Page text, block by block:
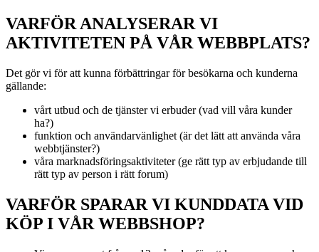
VARFÖR ANALYSERAR VI
AKTIVITETEN PÅ VÅR WEBBPLATS?
Det gör vi för att kunna förbättringar för besökarna och kunderna
gällande:
vårt utbud och de tjänster vi erbuder (vad vill våra kunder
ha?)
funktion och användarvänlighet (är det lätt att använda våra
webbtjänster?)
våra marknadsföringsaktiviteter (ge rätt typ av erbjudande till
rätt typ av person i rätt forum)
VARFÖR SPARAR VI KUNDDATA VID
KÖP I VÅR WEBBSHOP?